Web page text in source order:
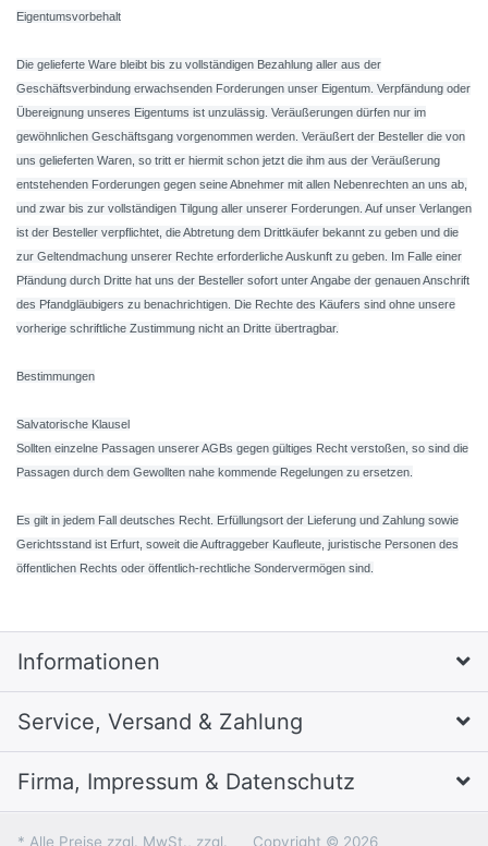
Eigentumsvorbehalt
Die gelieferte Ware bleibt bis zu vollständigen Bezahlung aller aus der
Geschäftsverbindung erwachsenden Forderungen unser Eigentum. Verpfändung oder
Übereignung unseres Eigentums ist unzulässig. Veräußerungen dürfen nur im
gewöhnlichen Geschäftsgang vorgenommen werden. Veräußert der Besteller die von
uns gelieferten Waren, so tritt er hiermit schon jetzt die ihm aus der Veräußerung
entstehenden Forderungen gegen seine Abnehmer mit allen Nebenrechten an uns ab,
und zwar bis zur vollständigen Tilgung aller unserer Forderungen. Auf unser Verlangen
ist der Besteller verpflichtet, die Abtretung dem Drittkäufer bekannt zu geben und die
zur Geltendmachung unserer Rechte erforderliche Auskunft zu geben. Im Falle einer
Pfändung durch Dritte hat uns der Besteller sofort unter Angabe der genauen Anschrift
des Pfandgläubigers zu benachrichtigen. Die Rechte des Käufers sind ohne unsere
vorherige schriftliche Zustimmung nicht an Dritte übertragbar.
Bestimmungen
Salvatorische Klausel
Sollten einzelne Passagen unserer AGBs gegen gültiges Recht verstoßen, so sind die
Passagen durch dem Gewollten nahe kommende Regelungen zu ersetzen.
Es gilt in jedem Fall deutsches Recht. Erfüllungsort der Lieferung und Zahlung sowie
Gerichtsstand ist Erfurt, soweit die Auftraggeber Kaufleute, juristische Personen des
öffentlichen Rechts oder öffentlich-rechtliche Sondervermögen sind.
Informationen
Service, Versand & Zahlung
Firma, Impressum & Datenschutz
* Alle Preise zzgl. MwSt., zzgl. Copyright © 2026